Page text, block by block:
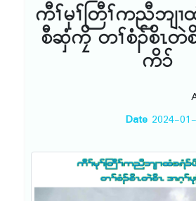
ကီၢ်မုၢ်တြီၢ်ကညီဘျ
စီဆှံကၠိ တၢ်စံၣ်စိၤတဲ
ကိ၁်
Date 2024-